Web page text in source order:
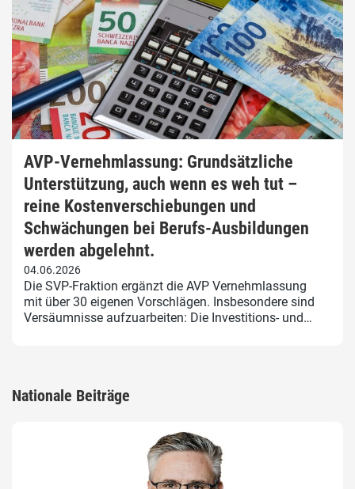
AVP-Vernehmlassung: Grundsätzliche
Unterstützung, auch wenn es weh tut –
reine Kostenverschiebungen und
Schwächungen bei Berufs-Ausbildungen
werden abgelehnt.
04.06.2026
Die SVP-Fraktion ergänzt die AVP Vernehmlassung
mit über 30 eigenen Vorschlägen. Insbesondere sind
Versäumnisse aufzuarbeiten: Die Investitions- und…
Nationale Beiträge